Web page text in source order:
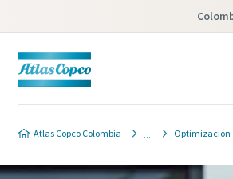
Atlas Copco Colombia Optimización